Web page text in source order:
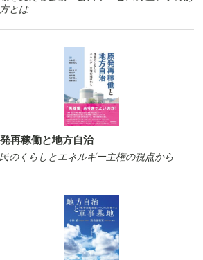
とは
再稼働と地方自治
のくらしとエネルギー主権の視点から